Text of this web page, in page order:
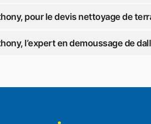
pour le devis nettoyage de
l’expert en demoussage de